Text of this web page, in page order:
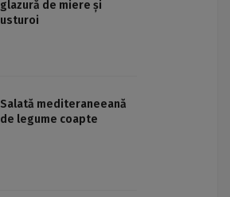
glazură de miere și
usturoi
Salată mediteraneeană
de legume coapte